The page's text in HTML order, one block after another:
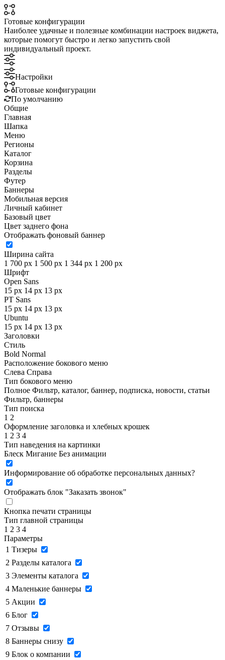
Готовые конфигурации
Наиболее удачные и полезные комбинации настроек виджета,
которые помогут быстро и легко запустить свой
индивидуальный проект.
Настройки
Готовые конфигурации
По умолчанию
Общие
Главная
Шапка
Меню
Регионы
Каталог
Корзина
Разделы
Футер
Баннеры
Мобильная версия
Личный кабинет
Базовый цвет
Цвет заднего фона
Отображать фоновый баннер
Ширина сайта
1 700 px 1 500 px 1 344 px 1 200 px
Шрифт
Open Sans
15 px 14 px 13 px
PT Sans
15 px 14 px 13 px
Ubuntu
15 px 14 px 13 px
Заголовки
Стиль
Bold Normal
Расположение бокового меню
Слева Справа
Тип бокового меню
Полное Фильтр, каталог, баннер, подписка, новости, статьи
Фильтр, баннеры
Тип поиска
1 2
Оформление заголовка и хлебных крошек
1 2 3 4
Тип наведения на картинки
Блеск Мигание Без анимации
Информирование об обработке персональных данных?
Отображать блок "Заказать звонок"
Кнопка печати страницы
Тип главной страницы
1 2 3 4
Параметры
1 Тизеры
2 Разделы каталога
3 Элементы каталога
4 Маленькие баннеры
5 Акции
6 Блог
7 Отзывы
8 Баннеры снизу
9 Блок о компании